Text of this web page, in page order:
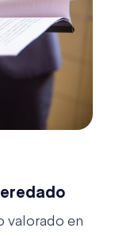
valorado en